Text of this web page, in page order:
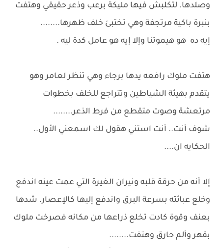
وصلدها. لتكلبش فيها مليكة برعب وذعر حقيقي وهتفت
بنبرة باكية مرتجفة وهي تختبئ خلف ظهرها........
إيه ده هو هيموتنا وإلا إيه هو عامل كدة ليه .
هتفت ملوك رافعه يدها برجاء وهي تنظر لعامر وهو
يتقدم بهيئة الشياطين وتتراجع للخلف بخطوات
مرتعشة وصوت متقطع من فرط الذعر........
شوف أنت.. أنت استني هقول لك اسمعني الأول..
الحكايه ان....
إلا أنه من حرقة قلبه ونيران الغيرة التي عمت عينه اندفع
وخلع عبائته بسرعة البرق واندفع إليها كالإعصار. شدها
بعنف وقوة كادت تخلع ذراعها من مكانه فصرخت ملوك
بقهر وألم حارق وهتفت........